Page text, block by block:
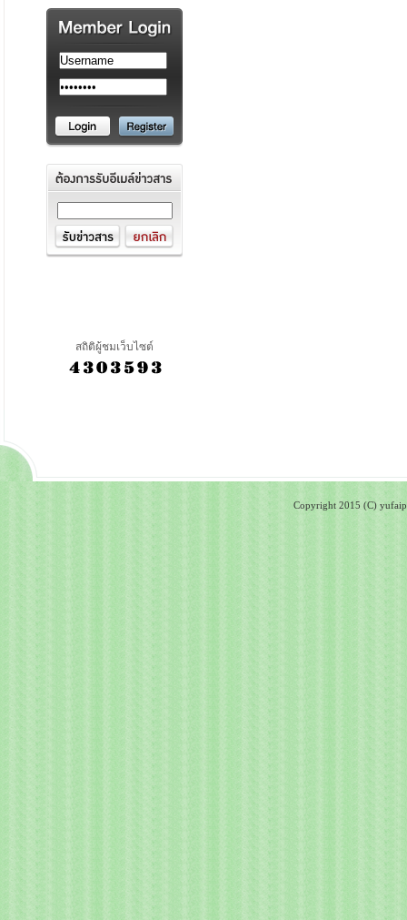
สถิติผู้ชมเว็บไซต์
Copyright 2015 (C)